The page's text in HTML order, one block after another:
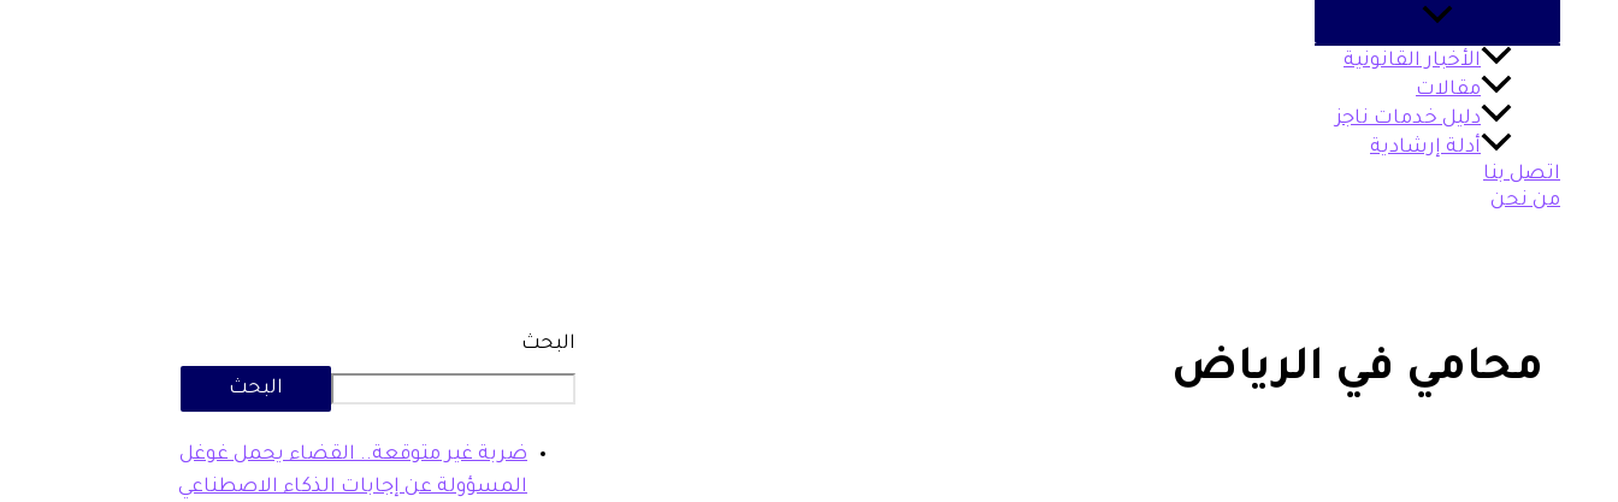
الأخبار القانونية
مقالات
دليل خدمات ناجز
أدلة إرشادية
اتصل بنا
من نحن
محامي في الرياض
البحث
البحث
ضربة غير متوقعة.. القضاء يحمل غوغل
المسؤولة عن إجابات الذكاء الاصطناعي